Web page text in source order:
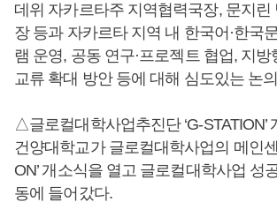
데위 자카르타주 지역협력국장, 문지린
장 등과 자카르타 지역 내 한국어·한국
램 운영, 공동 연구·프로젝트 협업, 지
교류 확대 방안 등에 대해 심도있는 논
△글로컬대학사업추진단 ‘G-STATION’
건양대학교가 글로컬대학사업의 메인
ON’ 개소식을 열고 글로컬대학사업 성
동에 들어갔다.